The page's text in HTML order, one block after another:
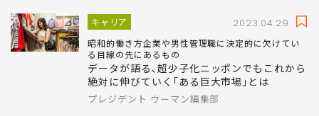
キャリア 2023.04.29
昭和的働き方企業や男性管理職に決定的に欠けてい
る目線の先にあるもの
データが語る､超少子化ニッポンでもこれから
絶対に伸びていく｢ある巨大市場｣とは
プレジデント ウーマン編集部